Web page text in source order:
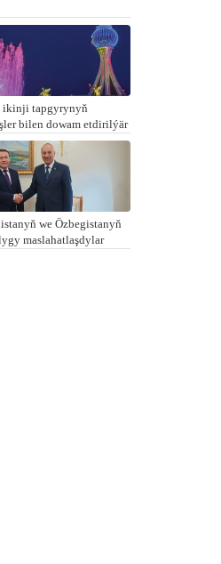
ikinji tapgyrynyň
bilen dowam etdirilýär
we Özbegistanyň
maslahatlaşdylar